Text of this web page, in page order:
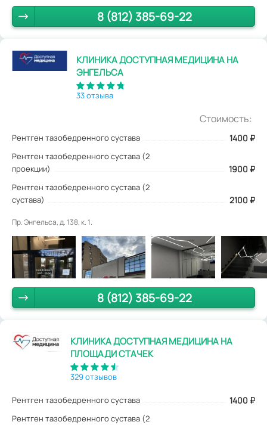
8 (812) 385-69-22
КЛИНИКА ДОСТУПНАЯ МЕДИЦИНА НА
ЭНГЕЛЬСА
33 отзыва
Стоимость:
Рентген тазобедренного сустава 1400 ₽
Рентген тазобедренного сустава (2
проекции)
1900 ₽
Рентген тазобедренного сустава (2
сустава)
2100 ₽
Пр. Энгельса, д. 138, к. 1.
8 (812) 385-69-22
КЛИНИКА ДОСТУПНАЯ МЕДИЦИНА НА
ПЛОЩАДИ СТАЧЕК
329 отзывов
Рентген тазобедренного сустава 1400 ₽
Рентген тазобедренного сустава (2